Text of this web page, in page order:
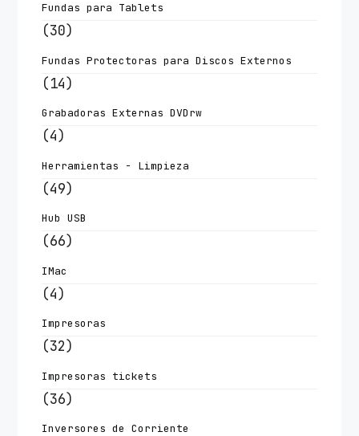
Fundas para Tablets
(30)
Fundas Protectoras para Discos Externos
(14)
Grabadoras Externas DVDrw
(4)
Herramientas - Limpieza
(49)
Hub USB
(66)
IMac
(4)
Impresoras
(32)
Impresoras tickets
(36)
Inversores de Corriente